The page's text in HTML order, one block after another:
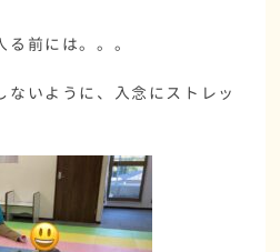
前には。。。
ないように、入念にストレッ